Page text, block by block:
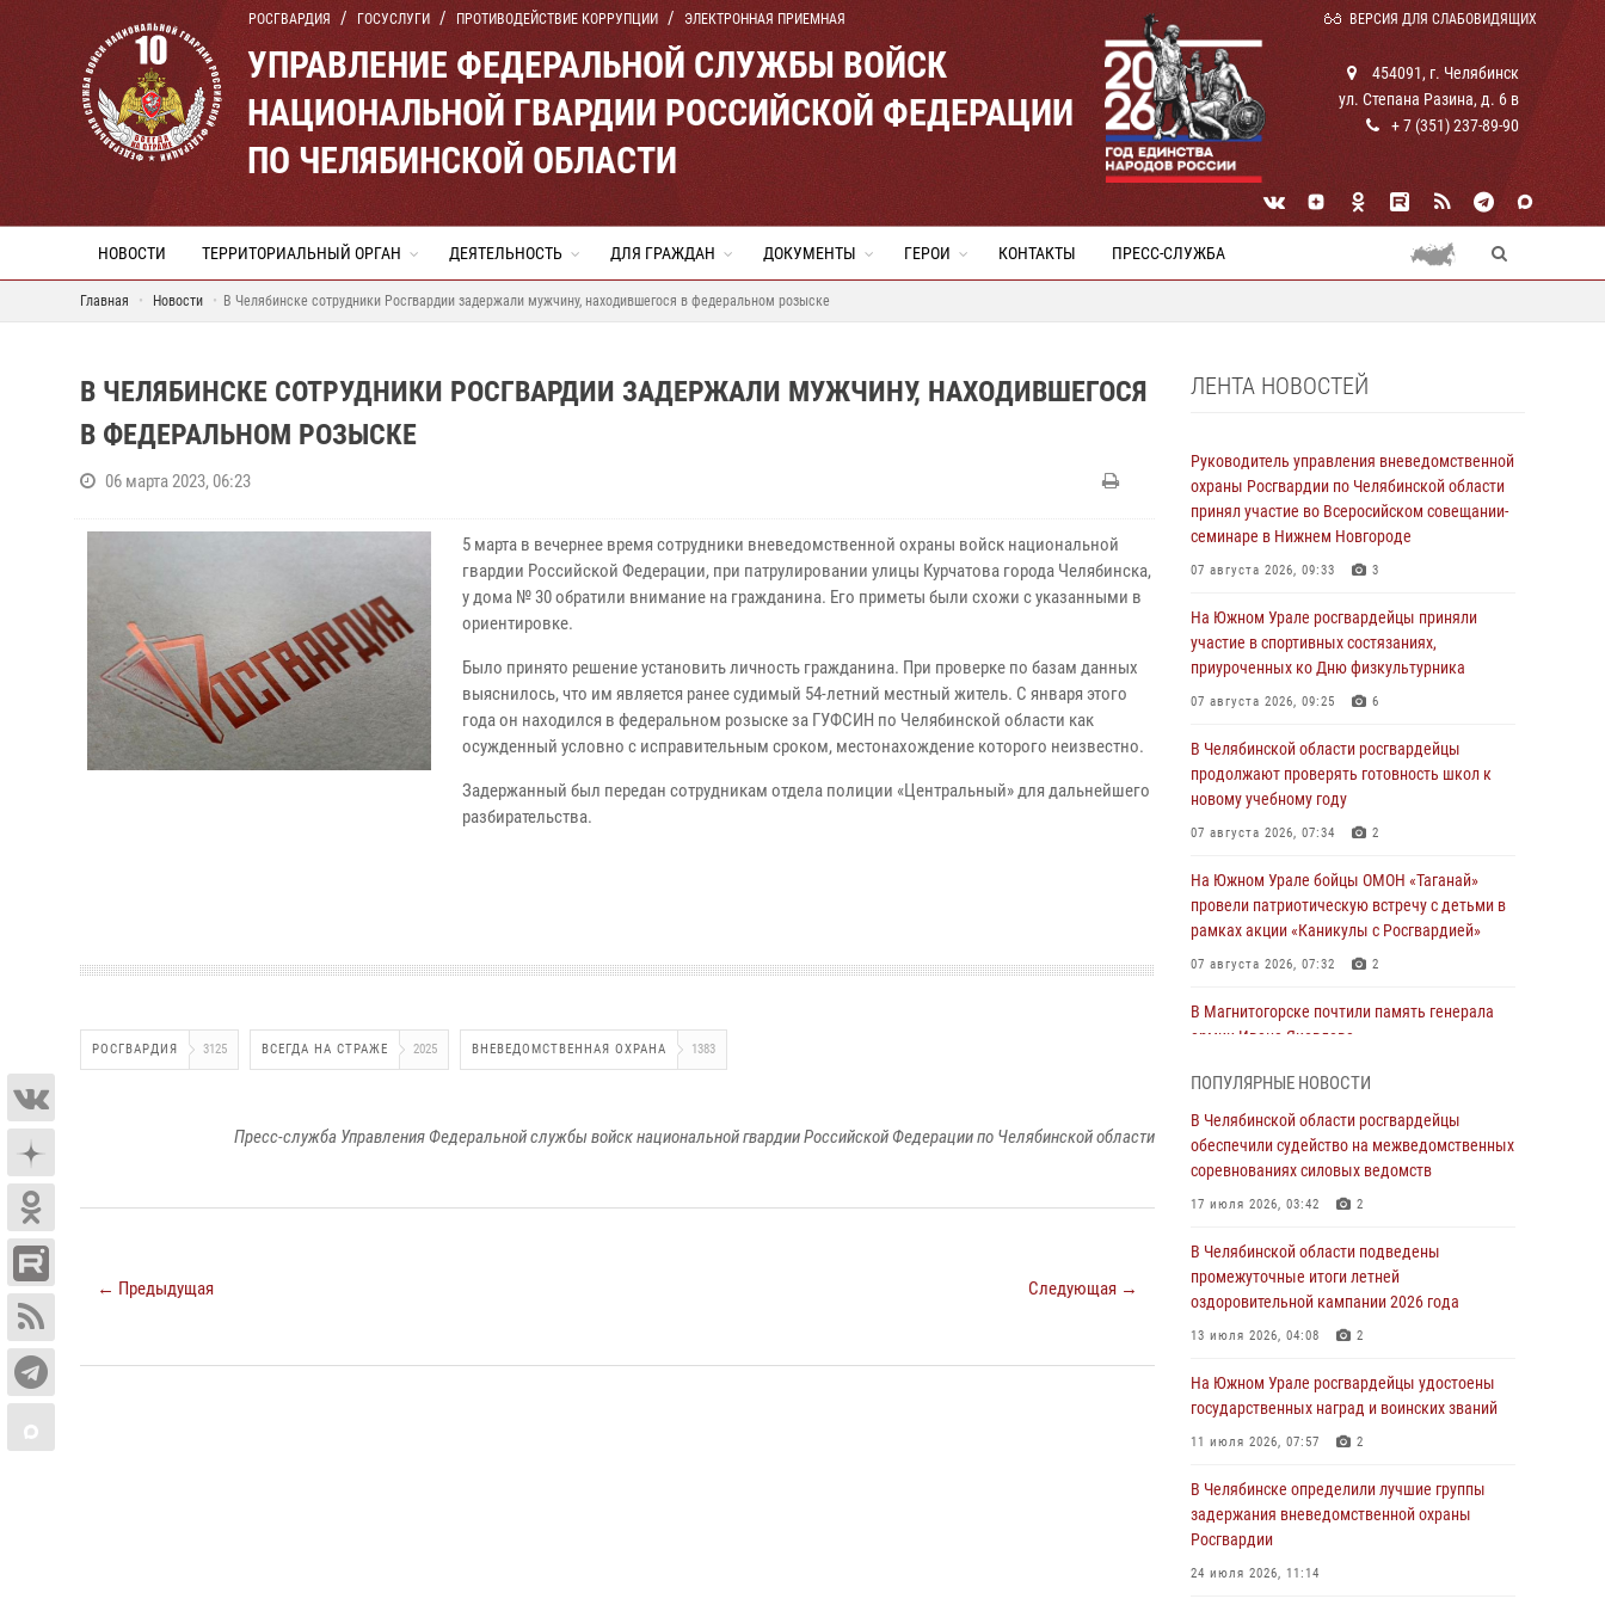
РОСГВАРДИЯ ГОСУСЛУГИ ПРОТИВОДЕЙСТВИЕ КОРРУПЦИИ ЭЛЕКТРОННАЯ ПРИЕМНАЯ ВЕРСИЯ ДЛЯ СЛАБОВИДЯЩИХ
УПРАВЛЕНИЕ ФЕДЕРАЛЬНОЙ СЛУЖБЫ ВОЙСК
НАЦИОНАЛЬНОЙ ГВАРДИИ РОССИЙСКОЙ ФЕДЕРАЦИИ
ПО ЧЕЛЯБИНСКОЙ ОБЛАСТИ
454091, г. Челябинск
ул. Степана Разина, д. 6 в
+ 7 (351) 237-89-90
НОВОСТИ ТЕРРИТОРИАЛЬНЫЙ ОРГАН ДЕЯТЕЛЬНОСТЬ ДЛЯ ГРАЖДАН ДОКУМЕНТЫ ГЕРОИ КОНТАКТЫ ПРЕСС-СЛУЖБА
Главная Новости В Челябинске сотрудники Росгвардии задержали мужчину, находившегося в федеральном розыске
В ЧЕЛЯБИНСКЕ СОТРУДНИКИ РОСГВАРДИИ ЗАДЕРЖАЛИ МУЖЧИНУ, НАХОДИВШЕГОСЯ
В ФЕДЕРАЛЬНОМ РОЗЫСКЕ
06 марта 2023, 06:23
5 марта в вечернее время сотрудники вневедомственной охраны войск национальной
гвардии Российской Федерации, при патрулировании улицы Курчатова города Челябинска,
у дома № 30 обратили внимание на гражданина. Его приметы были схожи с указанными в
ориентировке.
Было принято решение установить личность гражданина. При проверке по базам данных
выяснилось, что им является ранее судимый 54-летний местный житель. С января этого
года он находился в федеральном розыске за ГУФСИН по Челябинской области как
осужденный условно с исправительным сроком, местонахождение которого неизвестно.
Задержанный был передан сотрудникам отдела полиции «Центральный» для дальнейшего
разбирательства.
РОСГВАРДИЯ 3125 ВСЕГДА НА СТРАЖЕ 2025 ВНЕВЕДОМСТВЕННАЯ ОХРАНА 1383
Пресс-служба Управления Федеральной службы войск национальной гвардии Российской Федерации по Челябинской области
← Предыдущая Следующая →
ЛЕНТА НОВОСТЕЙ
Руководитель управления вневедомственной
охраны Росгвардии по Челябинской области
принял участие во Всеросийском совещании-
семинаре в Нижнем Новгороде
07 августа 2026, 09:33 3
На Южном Урале росгвардейцы приняли
участие в спортивных состязаниях,
приуроченных ко Дню физкультурника
07 августа 2026, 09:25 6
В Челябинской области росгвардейцы
продолжают проверять готовность школ к
новому учебному году
07 августа 2026, 07:34 2
На Южном Урале бойцы ОМОН «Таганай»
провели патриотическую встречу с детьми в
рамках акции «Каникулы с Росгвардией»
07 августа 2026, 07:32 2
В Магнитогорске почтили память генерала
армии Ивана Яковлева
В Магнитогорске сотрудники Росгвардии
задержали рецидивиста за хищение алкоголя
из супермаркета
05 августа 2026, 06:06
На Южном Урале спецназ Росгвардии провел
военно-полевые сборы для кадетов
04 августа 2026, 10:03 1
воров в Челябинске
04 августа 2026, 10:00
задержали подозреваемого в совершении
убийства
03 августа 2026, 11:41
ПОПУЛЯРНЫЕ НОВОСТИ
В Челябинской области росгвардейцы
обеспечили судейство на межведомственных
соревнованиях силовых ведомств
17 июля 2026, 03:42 2
В Челябинской области подведены
промежуточные итоги летней
оздоровительной кампании 2026 года
13 июля 2026, 04:08 2
На Южном Урале росгвардейцы удостоены
государственных наград и воинских званий
11 июля 2026, 07:57 2
В Челябинске определили лучшие группы
задержания вневедомственной охраны
Росгвардии
24 июля 2026, 11:14